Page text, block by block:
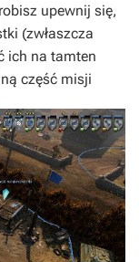
upewnij się,
(zwłaszcza
ich na tamten
część misji